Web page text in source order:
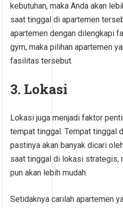
kebutuhan, maka Anda akan
saat tinggal di apartemen
apartemen dengan dilengkapi
gym, maka pilihan apartemen
fasilitas tersebut.
3. Lokasi
Lokasi juga menjadi faktor
tempat tinggal. Tempat tinggal
pastinya akan banyak dicari
saat tinggal di lokasi strategis,
pun akan lebih mudah.
Setidaknya carilah apartemen